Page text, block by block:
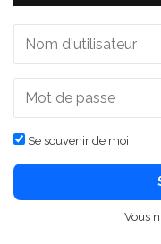
Se souvenir de moi
Vous